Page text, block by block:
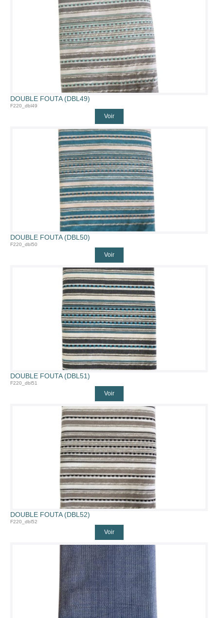
DOUBLE FOUTA (DBL49)
F220_dbl49
Voir
DOUBLE FOUTA (DBL50)
F220_dbl50
Voir
DOUBLE FOUTA (DBL51)
F220_dbl51
Voir
DOUBLE FOUTA (DBL52)
F220_dbl52
Voir